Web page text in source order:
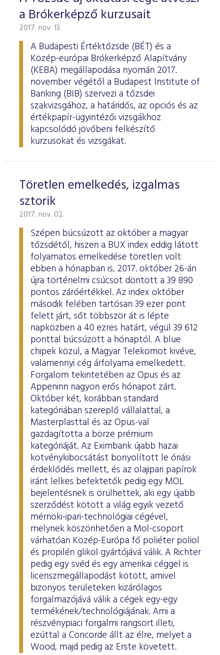
a Brókerképző kurzusait
2017. nov. 13.
A Budapesti Értéktőzsde (BÉT) és a
Közép-európai Brókerképző Alapítvány
(KEBA) megállapodása nyomán 2017.
november végétől a Budapest Institute of
Banking (BIB) szervezi a tőzsdei
szakvizsgához, a határidős, az opciós és az
értékpapír-ügyintézői vizsgákhoz
kapcsolódó jövőbeni felkészítő
kurzusokat és vizsgákat.
Töretlen emelkedés, izgalmas
sztorik
2017. nov. 02.
Szépen búcsúzott az október a magyar
tőzsdétől, hiszen a BUX index eddig látott
folyamatos emelkedése töretlen volt
ebben a hónapban is, 2017. október 26-án
újra történelmi csúcsot döntött a 39 890
pontos záróértékkel. Az index október
második felében tartósan 39 ezer pont
felett járt, sőt többször át is lépte
napközben a 40 ezres határt, végül 39 612
ponttal búcsúzott a hónaptól. A blue
chipek közül, a Magyar Telekomot kivéve,
valamennyi cég árfolyama emelkedett.
Forgalom tekintetében az Opus és az
Appeninn nagyon erős hónapot zárt.
Október két, korábban standard
kategóriában szereplő vállalattal, a
Masterplasttal és az Opus-val
gazdagította a börze prémium
kategóriáját. Az Eximbank újabb hazai
kötvénykibocsátást bonyolított le óriási
érdeklődés mellett, és az olajipari papírok
iránt lelkes befektetők pedig egy MOL
bejelentésnek is örülhettek, aki egy újabb
szerződést kötött a világ egyik vezető
mérnöki-ipari-technológiai cégével,
melynek köszönhetően a Mol-csoport
várhatóan Közép-Európa fő poliéter poliol
és propilén glikol gyártójává válik. A Richter
pedig egy svéd és egy amerikai céggel is
licenszmegállapodást kötött, amivel
bizonyos területeken kizárólagos
forgalmazójává válik a cégek egy-egy
termékének/technológiájának. Ami a
részvénypiaci forgalmi rangsort illeti,
ezúttal a Concorde állt az élre, melyet a
Wood, majd pedig az Erste követett.